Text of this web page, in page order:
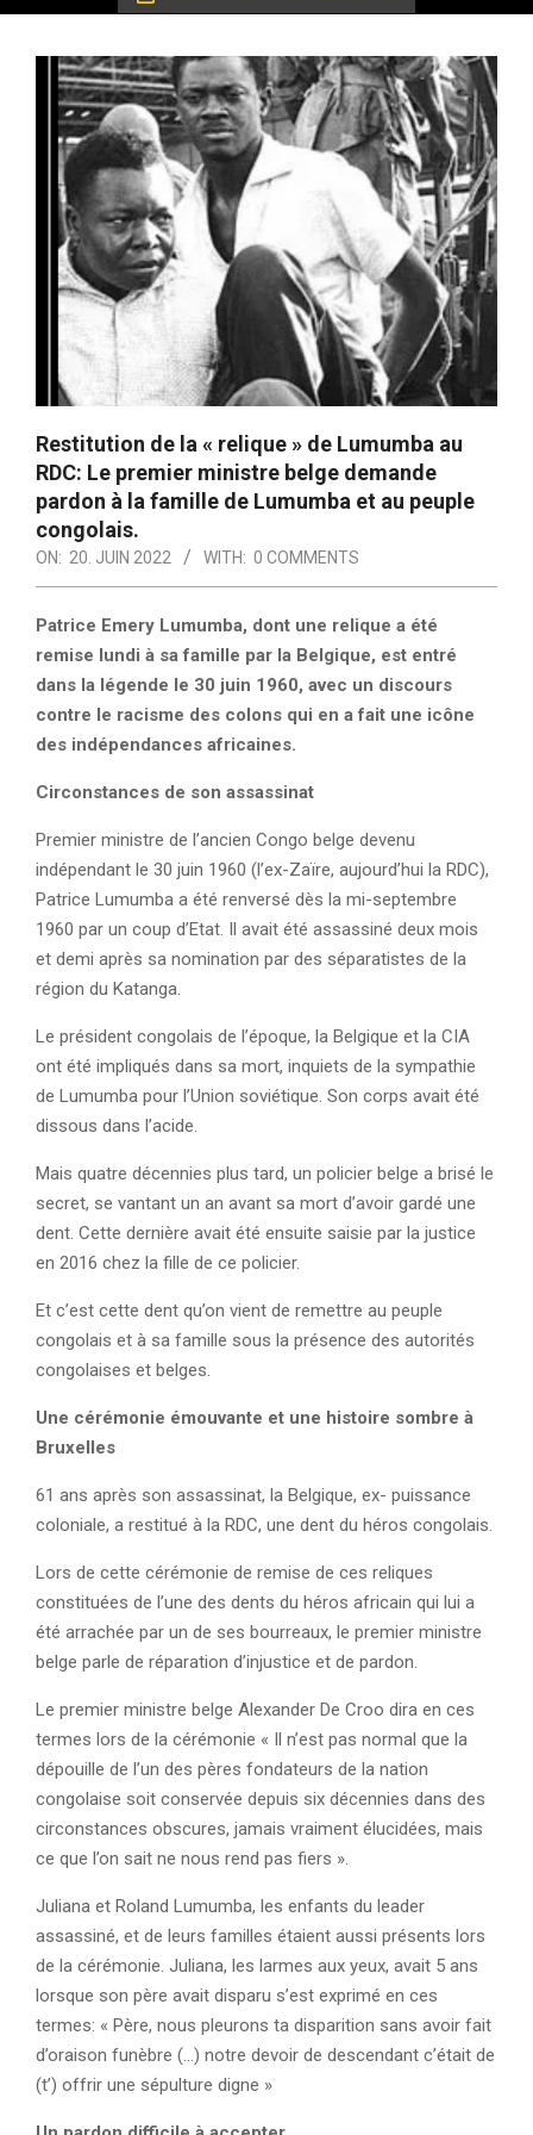
Restitution de la « relique » de Lumumba au
RDC: Le premier ministre belge demande
pardon à la famille de Lumumba et au peuple
congolais.
ON: 20. JUIN 2022 WITH: 0 COMMENTS
Patrice Emery Lumumba, dont une relique a été
remise lundi à sa famille par la Belgique, est entré
dans la légende le 30 juin 1960, avec un discours
contre le racisme des colons qui en a fait une icône
des indépendances africaines.
Circonstances de son assassinat
Premier ministre de l’ancien Congo belge devenu
indépendant le 30 juin 1960 (l’ex-Zaïre, aujourd’hui la RDC),
Patrice Lumumba a été renversé dès la mi-septembre
1960 par un coup d’Etat. Il avait été assassiné deux mois
et demi après sa nomination par des séparatistes de la
région du Katanga.
Le président congolais de l’époque, la Belgique et la CIA
ont été impliqués dans sa mort, inquiets de la sympathie
de Lumumba pour l’Union soviétique. Son corps avait été
dissous dans l’acide.
Mais quatre décennies plus tard, un policier belge a brisé le
secret, se vantant un an avant sa mort d’avoir gardé une
dent. Cette dernière avait été ensuite saisie par la justice
en 2016 chez la fille de ce policier.
Et c’est cette dent qu’on vient de remettre au peuple
congolais et à sa famille sous la présence des autorités
congolaises et belges.
Une cérémonie émouvante et une histoire sombre à
Bruxelles
61 ans après son assassinat, la Belgique, ex- puissance
coloniale, a restitué à la RDC, une dent du héros congolais.
Lors de cette cérémonie de remise de ces reliques
constituées de l’une des dents du héros africain qui lui a
été arrachée par un de ses bourreaux, le premier ministre
belge parle de réparation d’injustice et de pardon.
Le premier ministre belge Alexander De Croo dira en ces
termes lors de la cérémonie « Il n’est pas normal que la
dépouille de l’un des pères fondateurs de la nation
congolaise soit conservée depuis six décennies dans des
circonstances obscures, jamais vraiment élucidées, mais
ce que l’on sait ne nous rend pas fiers ».
Juliana et Roland Lumumba, les enfants du leader
assassiné, et de leurs familles étaient aussi présents lors
de la cérémonie. Juliana, les larmes aux yeux, avait 5 ans
lorsque son père avait disparu s’est exprimé en ces
termes: « Père, nous pleurons ta disparition sans avoir fait
d’oraison funèbre (…) notre devoir de descendant c’était de
(t’) offrir une sépulture digne »